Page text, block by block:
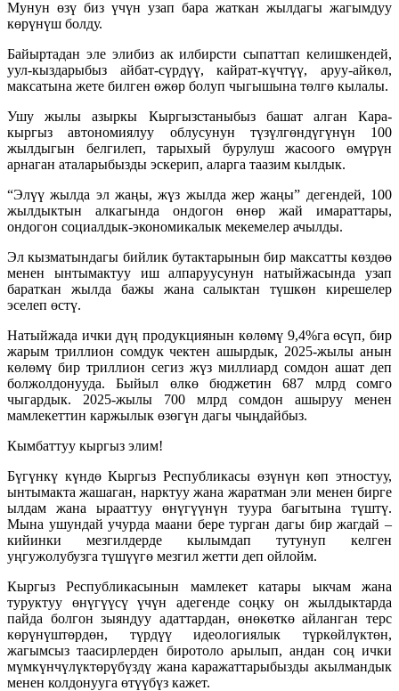
Мунун өзү биз үчүн узап бара жаткан жылдагы жагымдуу
көрүнүш болду.
Байыртадан эле элибиз ак илбирсти сыпаттап келишкендей,
уул-кыздарыбыз айбат-сүрдүү, кайрат-күчтүү, аруу-айкөл,
максатына жете билген өжөр болуп чыгышына төлгө кылалы.
Ушу жылы азыркы Кыргызстаныбыз башат алган Кара-
кыргыз автономиялуу облусунун түзүлгөндүгүнүн 100
жылдыгын белгилеп, тарыхый бурулуш жасоого өмүрүн
арнаган аталарыбызды эскерип, аларга таазим кылдык.
“Элүү жылда эл жаңы, жүз жылда жер жаңы” дегендей, 100
жылдыктын алкагында ондогон өнөр жай имараттары,
ондогон социалдык-экономикалык мекемелер ачылды.
Эл кызматындагы бийлик бутактарынын бир максатты көздөө
менен ынтымактуу иш алпаруусунун натыйжасында узап
бараткан жылда бажы жана салыктан түшкөн кирешелер
эселеп өстү.
Натыйжада ички дүң продукциянын көлөмү 9,4%га өсүп, бир
жарым триллион сомдук чектен ашырдык, 2025-жылы анын
көлөмү бир триллион сегиз жүз миллиард сомдон ашат деп
болжолдонууда. Быйыл өлкө бюджетин 687 млрд сомго
чыгардык. 2025-жылы 700 млрд сомдон ашыруу менен
мамлекеттин каржылык өзөгүн дагы чыңдайбыз.
Кымбаттуу кыргыз элим!
Бүгүнкү күндө Кыргыз Республикасы өзүнүн көп этностуу,
ынтымакта жашаган, нарктуу жана жаратман эли менен бирге
ылдам жана ырааттуу өнүгүүнүн туура багытына түштү.
Мына ушундай учурда маани бере турган дагы бир жагдай –
кийинки мезгилдерде кылымдап тутунуп келген
уңгужолубузга түшүүгө мезгил жетти деп ойлойм.
Кыргыз Республикасынын мамлекет катары ыкчам жана
туруктуу өнүгүүсү үчүн адегенде соңку он жылдыктарда
пайда болгон зыяндуу адаттардан, өнөкөткө айланган терс
көрүнүштөрдөн, түрдүү идеологиялык түркөйлүктөн,
жагымсыз таасирлерден биротоло арылып, андан соң ички
мүмкүнчүлүктөрүбүздү жана каражаттарыбызды акылмандык
менен колдонууга өтүүбүз кажет.